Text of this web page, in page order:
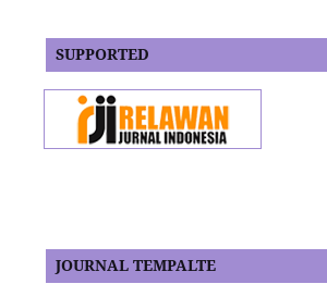
SUPPORTED
JOURNAL TEMPALTE